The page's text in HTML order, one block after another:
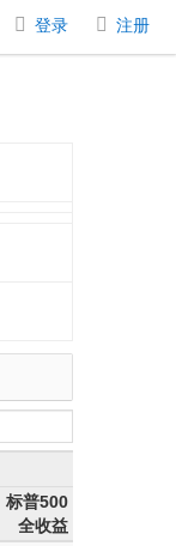
登录 注册
标普500
全收益